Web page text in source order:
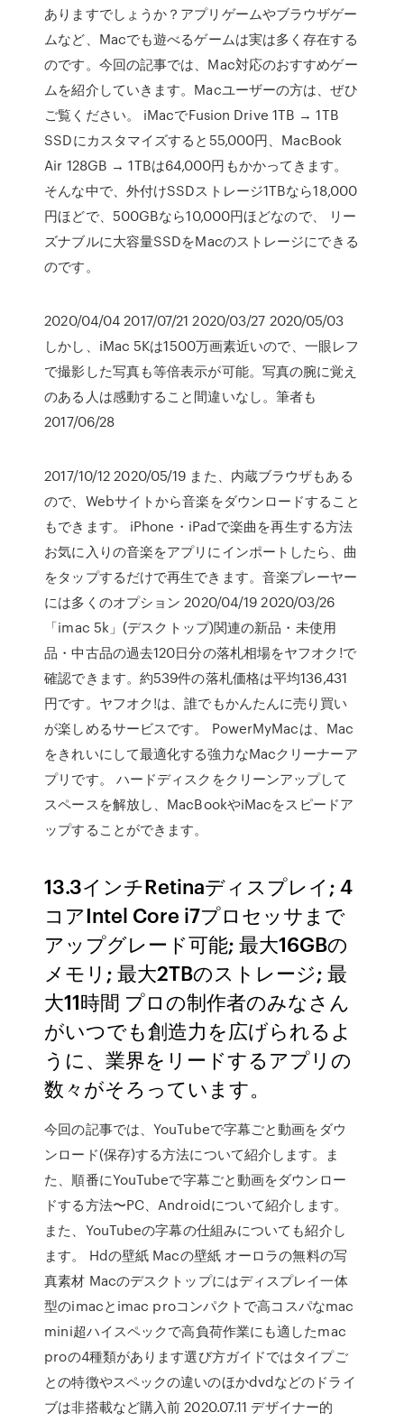
ありますでしょうか？アプリゲームやブラウザゲー
ムなど、Macでも遊べるゲームは実は多く存在する
のです。今回の記事では、Mac対応のおすすめゲー
ムを紹介していきます。Macユーザーの方は、ぜひ
ご覧ください。 iMacでFusion Drive 1TB → 1TB
SSDにカスタマイズすると55,000円、MacBook
Air 128GB → 1TBは64,000円もかかってきます。
そんな中で、外付けSSDストレージ1TBなら18,000
円ほどで、500GBなら10,000円ほどなので、 リー
ズナブルに大容量SSDをMacのストレージにできる
のです。
2020/04/04 2017/07/21 2020/03/27 2020/05/03
しかし、iMac 5Kは1500万画素近いので、一眼レフ
で撮影した写真も等倍表示が可能。写真の腕に覚え
のある人は感動すること間違いなし。筆者も
2017/06/28
2017/10/12 2020/05/19 また、内蔵ブラウザもある
ので、Webサイトから音楽をダウンロードすること
もできます。 iPhone・iPadで楽曲を再生する方法
お気に入りの音楽をアプリにインポートしたら、曲
をタップするだけで再生できます。音楽プレーヤー
には多くのオプション 2020/04/19 2020/03/26
「imac 5k」(デスクトップ)関連の新品・未使用
品・中古品の過去120日分の落札相場をヤフオク!で
確認できます。約539件の落札価格は平均136,431
円です。ヤフオク!は、誰でもかんたんに売り買い
が楽しめるサービスです。 PowerMyMacは、Mac
をきれいにして最適化する強力なMacクリーナーア
プリです。 ハードディスクをクリーンアップして
スペースを解放し、MacBookやiMacをスピードア
ップすることができます。
13.3インチRetinaディスプレイ; 4
コアIntel Core i7プロセッサまで
アップグレード可能; 最大16GBの
メモリ; 最大2TBのストレージ; 最
大11時間 プロの制作者のみなさん
がいつでも創造力を広げられるよ
うに、業界をリードするアプリの
数々がそろっています。
今回の記事では、YouTubeで字幕ごと動画をダウ
ンロード(保存)する方法について紹介します。ま
た、順番にYouTubeで字幕ごと動画をダウンロー
ドする方法〜PC、Androidについて紹介します。
また、YouTubeの字幕の仕組みについても紹介し
ます。 Hdの壁紙 Macの壁紙 オーロラの無料の写
真素材 Macのデスクトップにはディスプレイ一体
型のimacとimac proコンパクトで高コスパなmac
mini超ハイスペックで高負荷作業にも適したmac
proの4種類があります選び方ガイドではタイプご
との特徴やスペックの違いのほかdvdなどのドライ
ブは非搭載など購入前 2020.07.11 デザイナー的